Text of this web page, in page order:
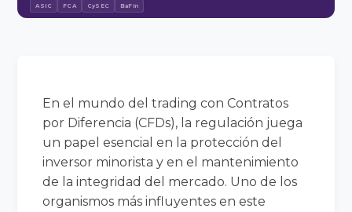
ASIC FCA CySEC BaFin
En el mundo del trading con Contratos
por Diferencia (CFDs), la regulación juega
un papel esencial en la protección del
inversor minorista y en el mantenimiento
de la integridad del mercado. Uno de los
organismos más influyentes en este